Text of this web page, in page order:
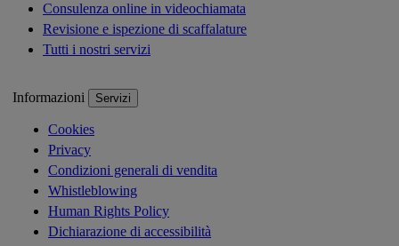
Consulenza online in videochiamata
Revisione e ispezione di scaffalature
Tutti i nostri servizi
Informazioni Servizi
Cookies
Privacy
Condizioni generali di vendita
Whistleblowing
Human Rights Policy
Dichiarazione di accessibilità